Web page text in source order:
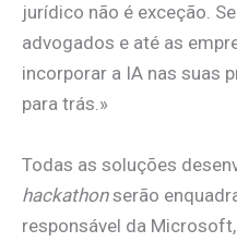
jurídico não é exceção.
advogados e até as
incorporar a IA nas suas
para trás.»
Todas as soluções
hackathonserão
responsável da